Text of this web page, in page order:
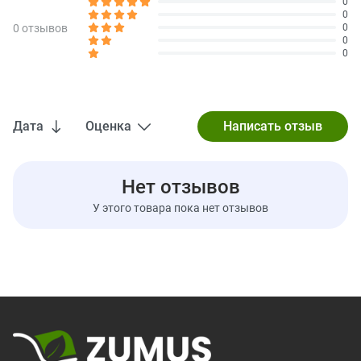
консультации с ветеринаром.
Использовать в течение 3 месяцев после вскрытия.
Открытую упаковку хранить в холодильнике.
Не содержит искусственных красителей или ароматизаторов.
Предупреждения
Перед использованием этого продукта обратитесь к
проглатывания.
Хранить в прохладном, сухом месте, защищенном от
солнечных лучей.
Дата Оценка
Нет отзывов
У этого товара пока нет отзывов
0 отзывов
0
0
0
0